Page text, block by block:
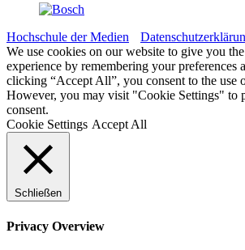
Hochschule der Medien
We use cookies on our website to give you
experience by remembering your preferences
clicking “Accept All”, you consent to the use
However, you may visit "Cookie Settings" to
consent.
Cookie Settings Accept All
Schließen
Privacy Overview